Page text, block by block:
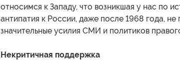
относимся к Западу, что возникшая у нас по
антипатия к России, даже после 1968 года,
значительные усилия СМИ и политиков
Некритичная поддержка